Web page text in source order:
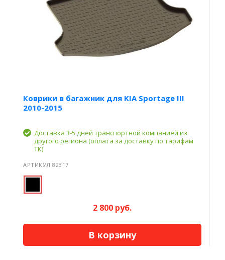
Коврики в багажник для KIA Sportage III
2010-2015
Доставка 3-5 дней транспортной компанией из
другого региона (оплата за доставку по тарифам
ТК)
АРТИКУЛ 82317
2 800 руб.
В корзину